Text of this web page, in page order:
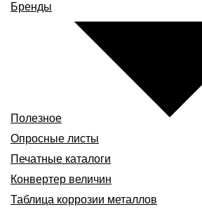
Бренды
Полезное
Опросные листы
Печатные каталоги
Конвертер величин
Таблица коррозии металлов